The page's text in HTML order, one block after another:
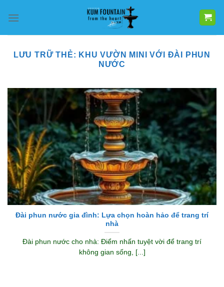
qua
LƯU TRỮ THẺ: KHU VƯỜN MINI VỚI ĐÀI PHUN
NƯỚC
Đài phun nước gia đình: Lựa chọn hoàn hảo để trang trí
nhà
Đài phun nước cho nhà: Điểm nhấn tuyệt vời để trang trí
không gian sống, [...]